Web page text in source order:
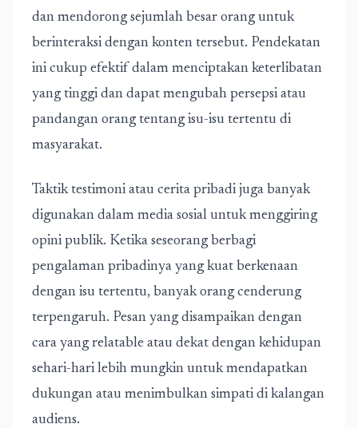
dan mendorong sejumlah besar orang untuk
berinteraksi dengan konten tersebut. Pendekatan
ini cukup efektif dalam menciptakan keterlibatan
yang tinggi dan dapat mengubah persepsi atau
pandangan orang tentang isu-isu tertentu di
masyarakat.
Taktik testimoni atau cerita pribadi juga banyak
digunakan dalam media sosial untuk menggiring
opini publik. Ketika seseorang berbagi
pengalaman pribadinya yang kuat berkenaan
dengan isu tertentu, banyak orang cenderung
terpengaruh. Pesan yang disampaikan dengan
cara yang relatable atau dekat dengan kehidupan
sehari-hari lebih mungkin untuk mendapatkan
dukungan atau menimbulkan simpati di kalangan
audiens.